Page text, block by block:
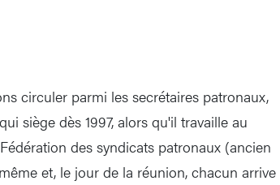
circuler parmi les secrétaires patronaux,
siège dès 1997, alors qu'il travaille au
des syndicats patronaux (ancien
et, le jour de la réunion, chacun arrive